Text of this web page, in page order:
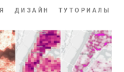
ДИЗАЙН ТУТОРИАЛЫ